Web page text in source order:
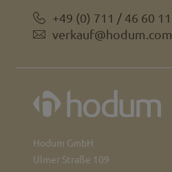
Hodum GmbH
Ulmer Straße 109
+49 (0) 711 / 46 60 11
verkauf@hodum.com